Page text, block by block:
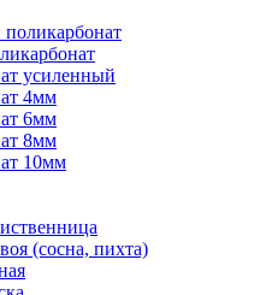
усиленный
4мм
6мм
8мм
10мм
(сосна, пихта)